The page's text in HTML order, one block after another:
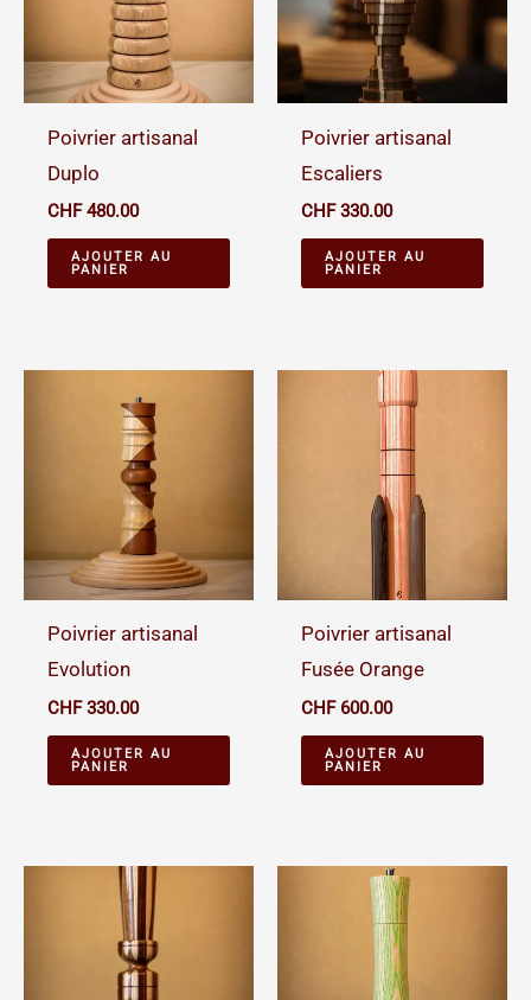
Poivrier artisanal
Duplo
CHF480.00
AJOUTER AU
PANIER
Poivrier artisanal
Escaliers
CHF330.00
AJOUTER AU
PANIER
Poivrier artisanal
Evolution
CHF330.00
AJOUTER AU
PANIER
Poivrier artisanal
Fusée Orange
CHF600.00
AJOUTER AU
PANIER